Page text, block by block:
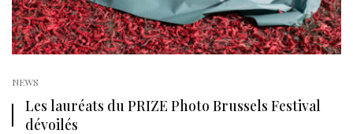
NEWS
Les lauréats du PRIZE Photo Brussels Festival
dévoilés